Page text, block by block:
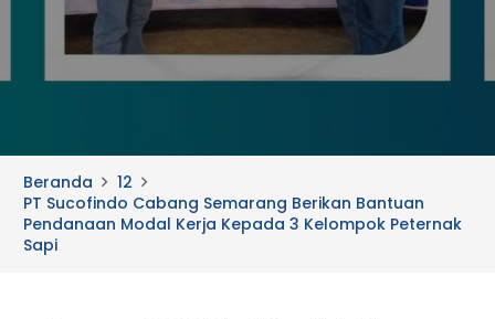
Beranda
12
PT Sucofindo Cabang Semarang Berikan Bantuan
Pendanaan Modal Kerja Kepada 3 Kelompok Peternak
Sapi